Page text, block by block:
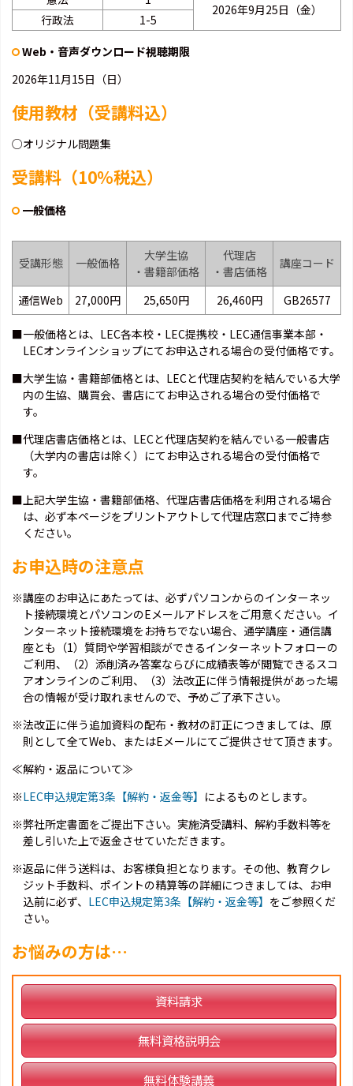
2026年9月25日（金）
行政法
1-5
Web・音声ダウンロード視聴期限
2026年11月15日（日）
使用教材（受講料込）
○オリジナル問題集
受講料（10％税込）
一般価格
受講形態 一般価格
大学生協
・書籍部価格
代理店
・書店価格
講座コード
通信Web 27,000円 25,650円 26,460円 GB26577
■一般価格とは、LEC各本校・LEC提携校・LEC通信事業本部・
LECオンラインショップにてお申込される場合の受付価格です。
■大学生協・書籍部価格とは、LECと代理店契約を結んでいる大学
内の生協、購買会、書店にてお申込される場合の受付価格で
す。
■代理店書店価格とは、LECと代理店契約を結んでいる一般書店
（大学内の書店は除く）にてお申込される場合の受付価格で
す。
■上記大学生協・書籍部価格、代理店書店価格を利用される場合
は、必ず本ページをプリントアウトして代理店窓口までご持参
ください。
お申込時の注意点
※講座のお申込にあたっては、必ずパソコンからのインターネッ
ト接続環境とパソコンのEメールアドレスをご用意ください。イ
ンターネット接続環境をお持ちでない場合、通学講座・通信講
座とも（1）質問や学習相談ができるインターネットフォローの
ご利用、（2）添削済み答案ならびに成績表等が閲覧できるスコ
アオンラインのご利用、（3）法改正に伴う情報提供があった場
合の情報が受け取れませんので、予めご了承下さい。
※法改正に伴う追加資料の配布・教材の訂正につきましては、原
則として全てWeb、またはEメールにてご提供させて頂きます。
≪解約・返品について≫
※LEC申込規定第3条【解約・返金等】 によるものとします。
※弊社所定書面をご提出下さい。実施済受講料、解約手数料等を
差し引いた上で返金させていただきます。
※返品に伴う送料は、お客様負担となります。その他、教育クレ
ジット手数料、ポイントの精算等の詳細につきましては、お申
込前に必ず、 LEC申込規定第3条【解約・返金等】 をご参照くだ
さい。
お悩みの方は…
資料請求
無料資格説明会
無料体験講義